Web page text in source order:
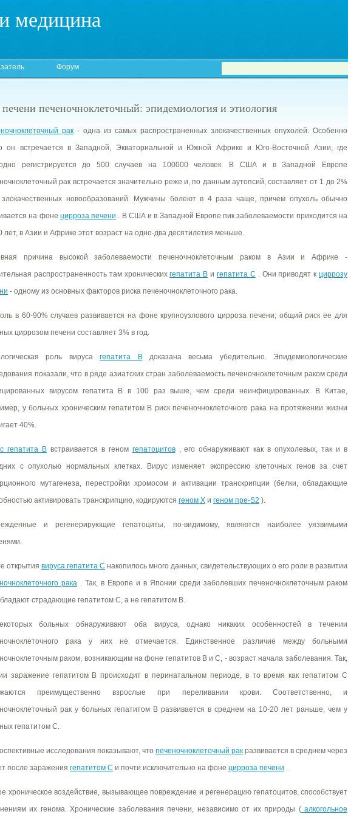
медицина
Форум
печеночноклеточный: эпидемиология и этиология
рак- одна из самых распространенных злокачественных опухолей. Особенно
он встречается в Западной, Экваториальной и Южной Африке и Юго-Восточной Азии, где
регистрируется до 500 случаев на 100000 человек. В США и в Западной Европе
рак встречается значительно реже и, по данным аутопсий, составляет от 1 до 2%
злокачественных новообразований. Мужчины болеют в 4 раза чаще, причем опухоль обычно
на фоне цирроза печени . В США и в Западной Европе пик заболеваемости приходится на
лет, в Азии и Африке этот возраст на одно-два десятилетия меньше.
причина высокой заболеваемости печеночноклеточным раком в Азии и Африке -
распространенность там хроническихгепатита В и гепатита С . Они приводят кциррозу
- одному из основных факторов риска печеночноклеточного рака.
в 60-90% случаев развивается на фоне крупноузлового цирроза печени; общий риск ее для
циррозом печени составляет 3% в год.
роль вирусагепатита Вдоказана весьма убедительно. Эпидемиологические
показали, что в ряде азиатских стран заболеваемость печеночноклеточным раком среди
вирусом гепатита В в 100 раз выше, чем среди неинфицированных. В Китае,
у больных хроническим гепатитом В риск печеночноклеточного рака на протяжении жизни
40%.
гепатита Ввстраивается в геном гепатоцитов, его обнаруживают как в опухолевых, так и в
с опухолью нормальных клетках. Вирус изменяет экспрессию клеточных генов за счет
мутагенеза, перестройки хромосом и активации транскрипции (белки, обладающие
активировать транскрипцию, кодируются геном Х и геном пре-S2 ).
и регенерирующие гепатоциты, по-видимому, являются наиболее уязвимыми
открытия вируса гепатита С накопилось много данных, свидетельствующих о его роли в развитии
рака . Так, в Европе и в Японии среди заболевших печеночноклеточным раком
страдающие гепатитом С, а не гепатитом В.
больных обнаруживают оба вируса, однако никаких особенностей в течении
рака у них не отмечается. Единственное различие между больными
раком, возникающим на фоне гепатитов В и С, - возраст начала заболевания. Так,
заражение гепатитом В происходит в перинатальном периоде, в то время как гепатитом С
преимущественно взрослые при переливании крови. Соответственно, и
рак у больных гепатитом В развивается в среднем на 10-20 лет раньше, чем у
гепатитом С.
исследования показывают, что печеночноклеточный рак развивается в среднем через
после заражения гепатитом С и почти исключительно на фоне цирроза печени .
хроническое воздействие, вызывающее повреждение и регенерацию гепатоцитов, способствует
их генома. Хронические заболевания печени, независимо от их природы (алкогольное